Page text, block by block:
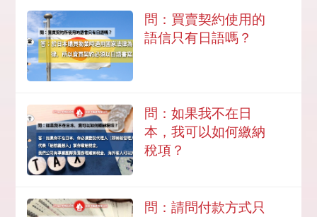
問：買賣契約使用的
語信只有日語嗎？
問：如果我不在日
本，我可以如何繳納
稅項？
問：請問付款方式只